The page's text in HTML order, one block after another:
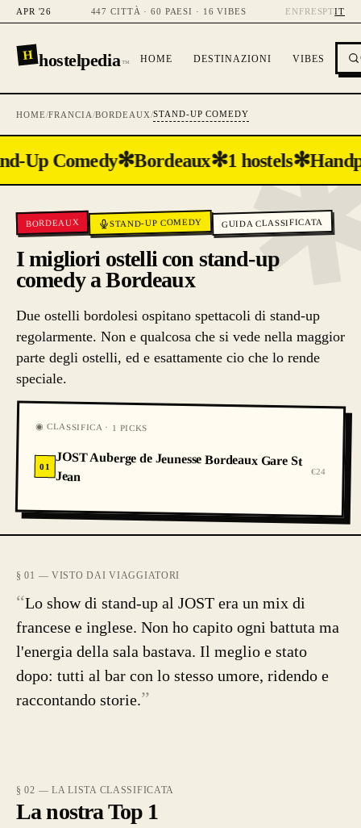
APR '26 447 CITTÀ · 60 PAESI · 16 VIBES EN FR ESPTIT
H hostelpedia™ HOME DESTINAZIONI VIBES
HOME/FRANCIA/BORDEAUX/STAND-UP COMEDY
Up Comedy✻Bordeaux✻1 hostels✻
BORDEAUX STAND-UP COMEDY GUIDA CLASSIFICATA
I migliori ostelli con stand-up
comedy a Bordeaux
Due ostelli bordolesi ospitano spettacoli di stand-up
regolarmente. Non e qualcosa che si vede nella maggior
parte degli ostelli, ed e esattamente cio che lo rende
speciale.
◉ CLASSIFICA · 1 PICKS
01 JOST Auberge de Jeunesse Bordeaux Gare St
Jean €24
§ 01 — VISTO DAI VIAGGIATORI
“Lo show di stand-up al JOST era un mix di
francese e inglese. Non ho capito ogni battuta ma
l'energia della sala bastava. Il meglio e stato
dopo: tutti al bar con lo stesso umore, ridendo e
raccontando storie.”
§ 02 — LA LISTA CLASSIFICATA
La nostra Top 1